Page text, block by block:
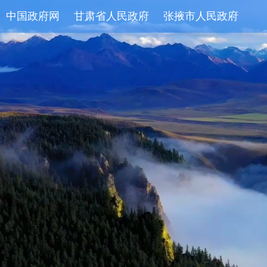
中国政府网 甘肃省人民政府 张掖市人民政府